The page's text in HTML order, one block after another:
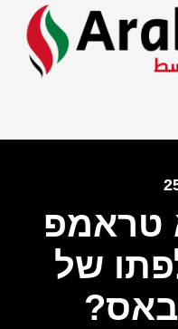
טראמפ
של